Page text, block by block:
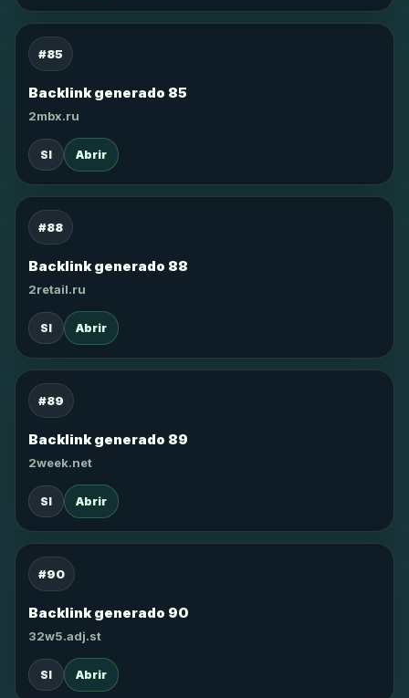
#85
Backlink generado 85
2mbx.ru
SI Abrir
#88
Backlink generado 88
2retail.ru
SI Abrir
#89
Backlink generado 89
2week.net
SI Abrir
#90
Backlink generado 90
32w5.adj.st
SI Abrir